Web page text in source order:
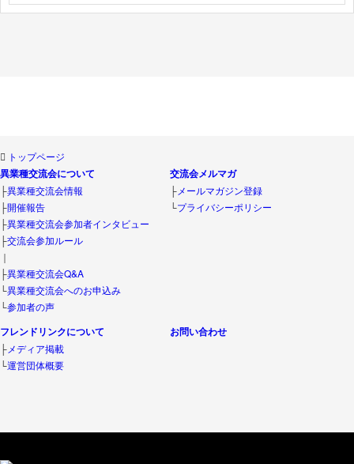
トップページ
異業種交流会について
├異業種交流会情報
├開催報告
├異業種交流会参加者インタビュー
├交流会参加ルール
｜
├異業種交流会Q&A
└異業種交流会へのお申込み
└参加者の声
交流会メルマガ
├メールマガジン登録
└プライバシーポリシー
フレンドリンクについて
├メディア掲載
└運営団体概要
お問い合わせ